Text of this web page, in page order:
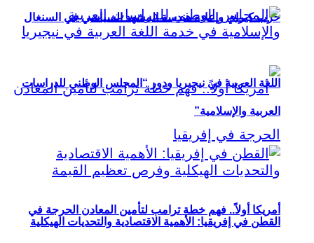
حزب كيراي وإعادة هندسة المشهد السياسي في السنغال
أمريكا أولاً.. فهم خطة ترامب لتأمين المعادن الحرجة في
اللغة العربية في نيجيريا ودور “المجلس الوطني للدراسات
العربية والإسلامية”
القطن في إفريقيا: الأهمية الاقتصادية والتحديات الهيكلية